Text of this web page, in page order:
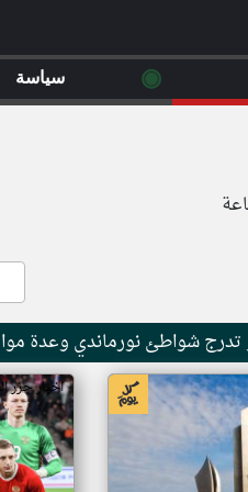
تدرج شواطئ نورماندي وعدة
اخبار جزر
◉ سياسة